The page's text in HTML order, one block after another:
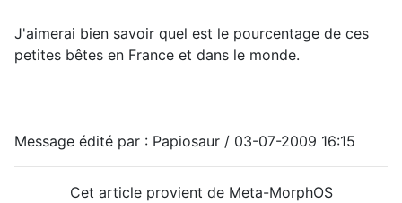
J'aimerai bien savoir quel est le pourcentage de ces
petites bêtes en France et dans le monde.
Message édité par : Papiosaur / 03-07-2009 16:15
Cet article provient de Meta-MorphOS